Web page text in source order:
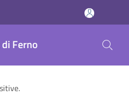
Ferno